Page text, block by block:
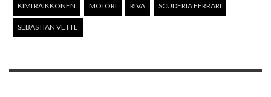
KIMI RAIKKONEN MOTORI RIVA SCUDERIA FERRARI
SEBASTIAN VETTE